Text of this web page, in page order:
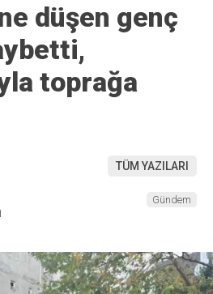
düşen genç
toprağa
TÜM YAZILARI
Gündem